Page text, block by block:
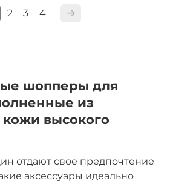
2 3 4
шопперы для
из
высокого
отдают свое предпочтение
аксессуары идеально